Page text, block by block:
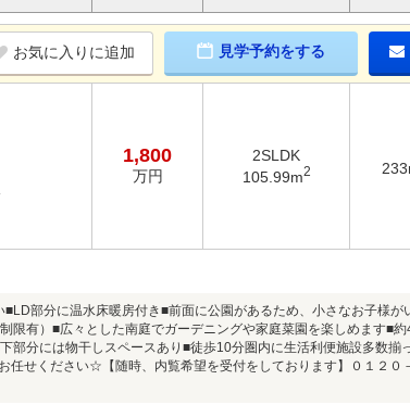
お気に入りに追加 見学予約をする
1,800
万円
2SLDK
105.99m2
部分に温水床暖房付き■前面に公園があるため、小さなお子様が
有）■広々とした南庭でガーデニングや家庭菜園を楽しめます■
部分には物干しスペースあり■徒歩10分圏内に生活利便施設多数揃
任せください☆【随時、内覧希望を受付をしております】０１２０